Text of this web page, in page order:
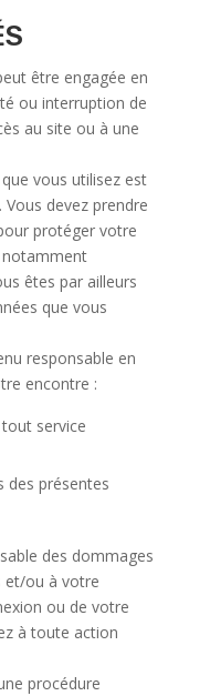
être engagée en
ou interruption de
au site ou à une
vous utilisez est
devez prendre
protéger votre
êtes par ailleurs
que vous
responsable en
encontre :
service
des présentes
des dommages
et/ou à votre
ou de votre
à toute action
procédure